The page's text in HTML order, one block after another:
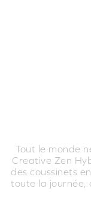
Tout le monde
Creative Zen
des coussinets
toute la journée,